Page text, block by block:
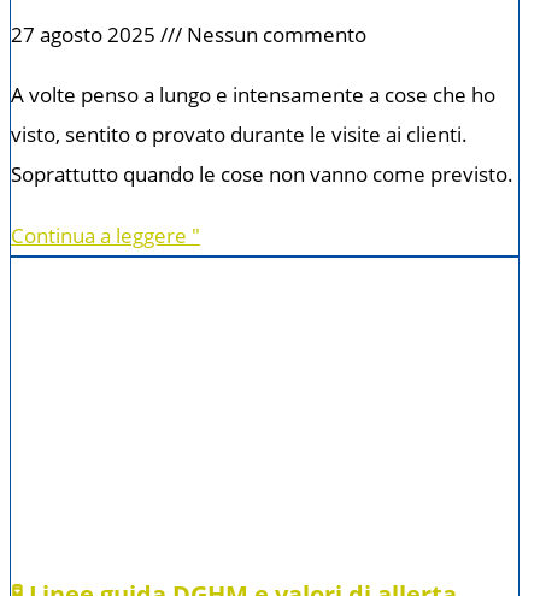
27 agosto 2025 Nessun commento
A volte penso a lungo e intensamente a cose che ho
visto, sentito o provato durante le visite ai clienti.
Soprattutto quando le cose non vanno come previsto.
Continua a leggere "